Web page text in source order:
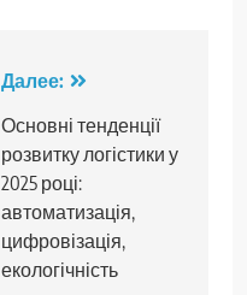
Далее:
Основні тенденції
розвитку логістики у
2025 році:
автоматизація,
цифровізація,
екологічність